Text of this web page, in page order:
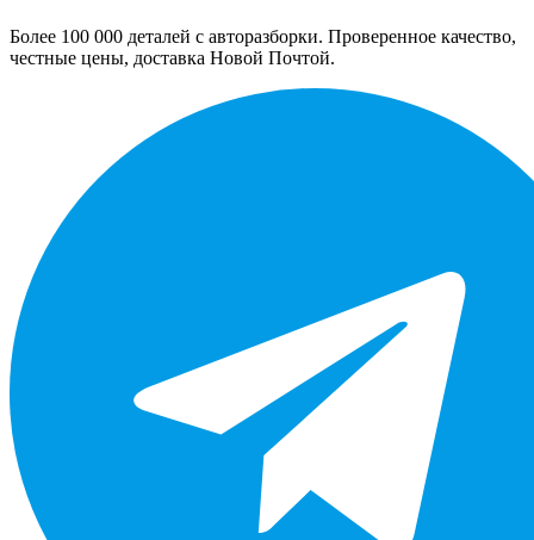
Более 100 000 деталей с авторазборки. Проверенное качество,
честные цены, доставка Новой Почтой.